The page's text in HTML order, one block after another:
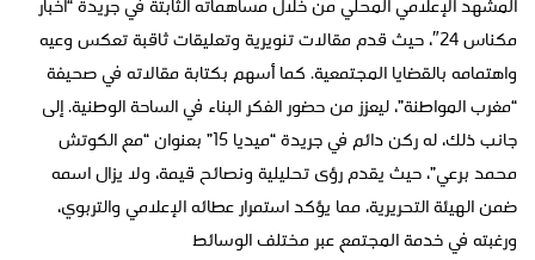
المشهد الإعلامي المحلي من خلال مساهماته الثابتة في جريدة “أخبار
مكناس 24″، حيث قدم مقالات تنويرية وتعليقات ثاقبة تعكس وعيه
واهتمامه بالقضايا المجتمعية. كما أسهم بكتابة مقالاته في صحيفة
“مغرب المواطنة”، ليعزز من حضور الفكر البناء في الساحة الوطنية. إلى
جانب ذلك، له ركن دائم في جريدة “ميديا 15” بعنوان “مع الكوتش
محمد برعي”، حيث يقدم رؤى تحليلية ونصائح قيمة، ولا يزال اسمه
ضمن الهيئة التحريرية، مما يؤكد استمرار عطائه الإعلامي والتربوي،
ورغبته في خدمة المجتمع عبر مختلف الوسائط